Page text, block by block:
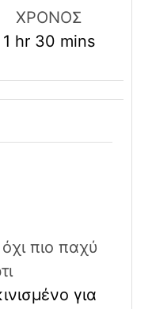
ΧΡΟΝΟΣ
1 hour
hr 30 minutes
mins
όχι πιο παχύ
για